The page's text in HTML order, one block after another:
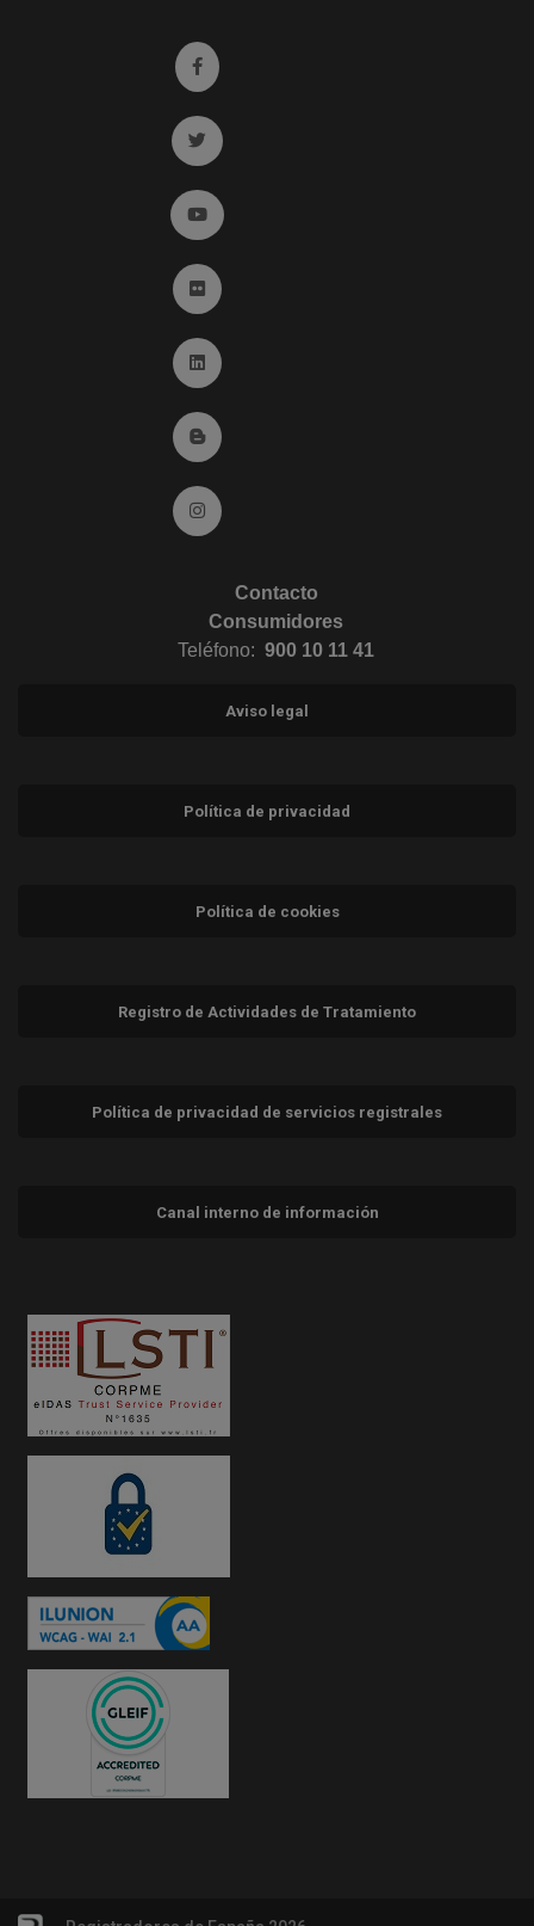
Ir a facebook (abre en ventana nueva)
Ir a twitter (abre en ventana nueva)
Ir a YouTube (abre en ventana nueva)
Ir a Flickr (abre en ventana nueva)
Ir a Linkedin (abre en ventana nueva)
Ir al Blog (abre en ventana nueva)
Ir a Instagram (abre en ventana nueva)
Contacto
Consumidores
Teléfono: 900 10 11 41
Aviso legal
Política de privacidad
Política de cookies
Registro de Actividades de Tratamiento
Política de privacidad de servicios registrales
Canal interno de información